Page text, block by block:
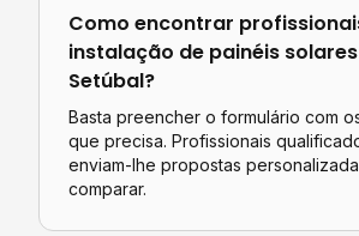
Como encontrar
instalação de painéis solares
Setúbal?
Basta preencher o formulário com
que precisa. Profissionais
enviam-lhe propostas
comparar.